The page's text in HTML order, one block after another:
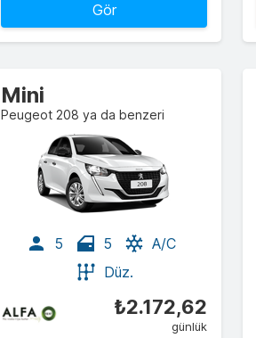
Gör
Mini
Peugeot 208 ya da benzeri
5 5
A/C
Düz.
₺2.172,62
günlük